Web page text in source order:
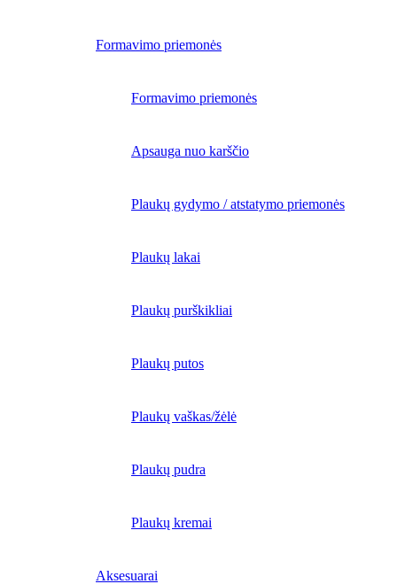
Formavimo priemonės
Formavimo priemonės
Apsauga nuo karščio
Plaukų gydymo / atstatymo priemonės
Plaukų lakai
Plaukų purškikliai
Plaukų putos
Plaukų vaškas/žėlė
Plaukų pudra
Plaukų kremai
Aksesuarai